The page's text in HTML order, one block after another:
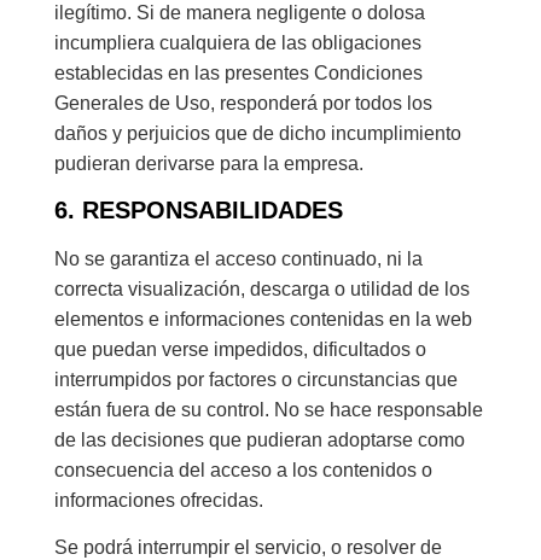
ilegítimo. Si de manera negligente o dolosa
incumpliera cualquiera de las obligaciones
establecidas en las presentes Condiciones
Generales de Uso, responderá por todos los
daños y perjuicios que de dicho incumplimiento
pudieran derivarse para la empresa.
6. RESPONSABILIDADES
No se garantiza el acceso continuado, ni la
correcta visualización, descarga o utilidad de los
elementos e informaciones contenidas en la web
que puedan verse impedidos, dificultados o
interrumpidos por factores o circunstancias que
están fuera de su control. No se hace responsable
de las decisiones que pudieran adoptarse como
consecuencia del acceso a los contenidos o
informaciones ofrecidas.
Se podrá interrumpir el servicio, o resolver de